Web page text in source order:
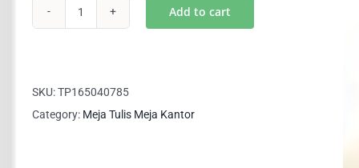
Tulis
Kantor
Add to cart
SKU:TP165040785
Category: Meja Tulis Meja Kantor